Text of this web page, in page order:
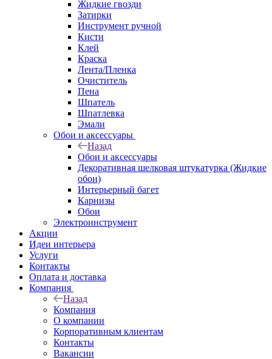
Жидкие гвозди
Затирки
Инструмент ручной
Кисти
Клей
Краска
Лента/Пленка
Очиститель
Пена
Шпатель
Шпатлевка
Эмали
Обои и аксессуары
Назад
Обои и аксессуары
Декоративная шелковая штукатурка (Жидкие
обои)
Интерьерный багет
Карнизы
Обои
Электроинструмент
Акции
Идеи интерьера
Услуги
Контакты
Оплата и доставка
Компания
Назад
Компания
О компании
Корпоративным клиентам
Контакты
Вакансии